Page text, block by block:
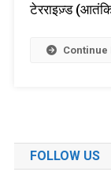
टेरराइज़्ड
Continue
FOLLOW US